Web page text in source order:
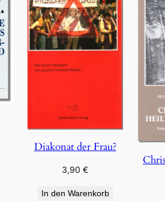
ANGEBOT
Diakonat der Frau?
3,90€
In den Warenkorb